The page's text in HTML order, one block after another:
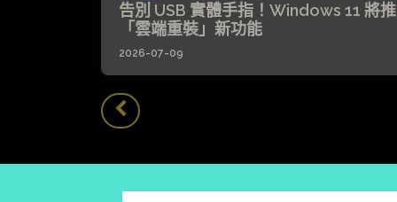
告別 USB 實體手指！Windows 11 將推
「雲端重裝」新功能
2026-07-09